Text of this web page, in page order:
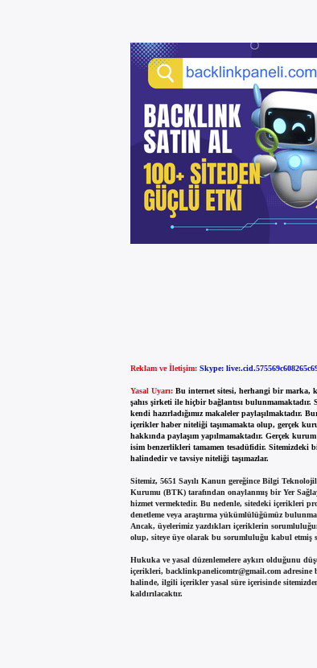
Reklam ve İletişim: Skype:
Yasal Uyarı: Bu internet sitesi, herhangi bir marka,
şahıs şirketi ile hiçbir bağlantısı bulunmamaktadır.
kendi hazırladığımız makaleler paylaşılmaktadır.
içerikler haber niteliği taşımamakta olup, gerçek
hakkında paylaşım yapılmamaktadır. Gerçek
isim benzerlikleri tamamen tesadüfidir. Sitemizdeki
halindedir ve tavsiye niteliği taşımazlar.
Sitemiz, 5651 Sayılı Kanun gereğince Bilgi
Kurumu (BTK) tarafından onaylanmış bir Yer
hizmet vermektedir. Bu nedenle, sitedeki içerikleri
denetleme veya araştırma yükümlülüğümüz
Ancak, üyelerimiz yazdıkları içeriklerin
olup, siteye üye olarak bu sorumluluğu kabul etmiş
Hukuka ve yasal düzenlemelere aykırı olduğunu
içerikleri, backlinkpanelicomtr@gmail.comadresine
halinde, ilgili içerikler yasal süre içerisinde
kaldırılacaktır.